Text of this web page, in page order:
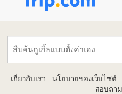
เกี่ยวกับเรา นโยบายของเว็บไซต์
สอบถาม